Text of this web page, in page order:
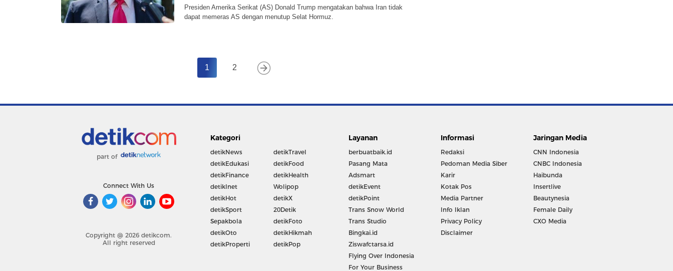
Presiden Amerika Serikat (AS) Donald Trump mengatakan bahwa Iran tidak
dapat memeras AS dengan menutup Selat Hormuz.
1 2
part of
Connect With Us
Copyright @ 2026 detikcom.
All right reserved
Kategori
detikNews
detikEdukasi
detikFinance
detikInet
detikHot
detikSport
Sepakbola
detikOto
detikProperti
detikTravel
detikFood
detikHealth
Wolipop
detikX
20Detik
detikFoto
detikHikmah
detikPop
Layanan
berbuatbaik.id
Pasang Mata
Adsmart
detikEvent
detikPoint
Trans Snow World
Trans Studio
Bingkai.id
Ziswafctarsa.id
Flying Over Indonesia
For Your Business
Informasi
Redaksi
Pedoman Media Siber
Karir
Kotak Pos
Media Partner
Info Iklan
Privacy Policy
Disclaimer
Jaringan Media
CNN Indonesia
CNBC Indonesia
Haibunda
Insertlive
Beautynesia
Female Daily
CXO Media